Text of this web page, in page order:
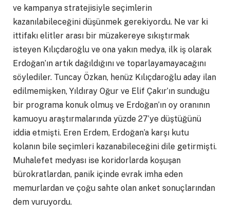
ve kampanya stratejisiyle seçimlerin
kazanılabileceğini düşünmek gerekiyordu. Ne var ki
ittifakı elitler arası bir müzakereye sıkıştırmak
isteyen Kılıçdaroğlu ve ona yakın medya, ilk iş olarak
Erdoğan’ın artık dağıldığını ve toparlayamayacağını
söylediler. Tuncay Özkan, henüz Kılıçdaroğlu aday ilan
edilmemişken, Yıldıray Oğur ve Elif Çakır’ın sunduğu
bir programa konuk olmuş ve Erdoğan’ın oy oranının
kamuoyu araştırmalarında yüzde 27’ye düştüğünü
iddia etmişti. Eren Erdem, Erdoğan’a karşı kutu
kolanın bile seçimleri kazanabileceğini dile getirmişti.
Muhalefet medyası ise koridorlarda koşuşan
bürokratlardan, panik içinde evrak imha eden
memurlardan ve çoğu sahte olan anket sonuçlarından
dem vuruyordu.